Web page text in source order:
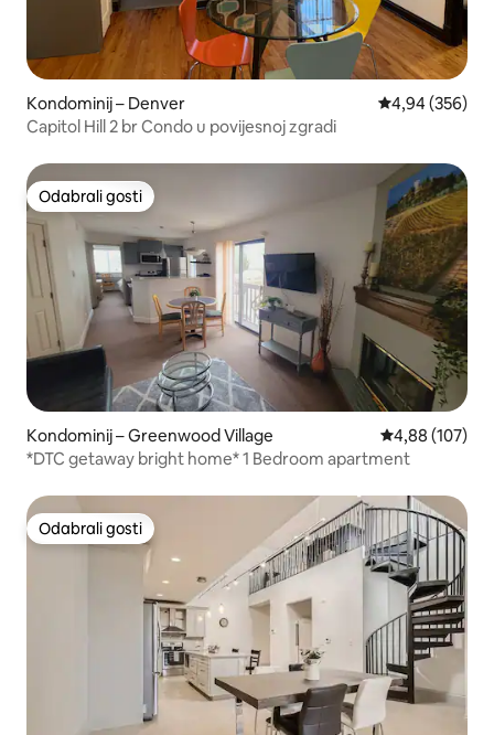
Kondominij – Denver Prosječna
4,94 (356)
Capitol Hill 2 br Condo u povijesnoj zgradi
Odabrali gosti
Odabrali gosti
Kondominij – Greenwood Village Prosječna
4,88 (107)
*DTC getaway bright home* 1 Bedroom apartment
Odabrali gosti
Odabrali gosti